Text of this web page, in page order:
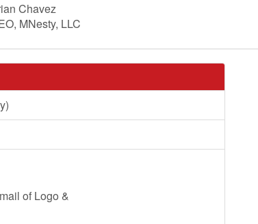
Chavez
MNesty, LLC
of Logo &